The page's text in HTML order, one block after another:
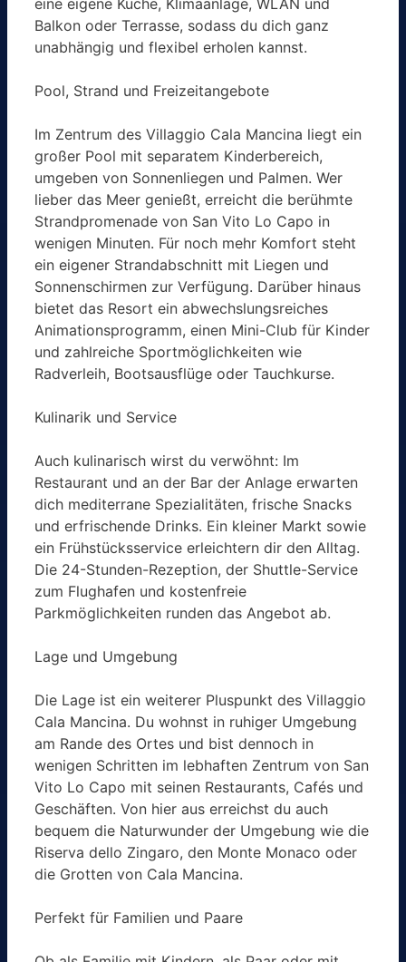
Balkon oder Terrasse, sodass du dich ganz
unabhängig und flexibel erholen kannst.
Pool, Strand und Freizeitangebote
Im Zentrum des Villaggio Cala Mancina liegt ein
großer Pool mit separatem Kinderbereich,
umgeben von Sonnenliegen und Palmen. Wer
lieber das Meer genießt, erreicht die berühmte
Strandpromenade von San Vito Lo Capo in
wenigen Minuten. Für noch mehr Komfort steht
ein eigener Strandabschnitt mit Liegen und
Sonnenschirmen zur Verfügung. Darüber hinaus
bietet das Resort ein abwechslungsreiches
Animationsprogramm, einen Mini-Club für Kinder
und zahlreiche Sportmöglichkeiten wie
Radverleih, Bootsausflüge oder Tauchkurse.
Kulinarik und Service
Auch kulinarisch wirst du verwöhnt: Im
Restaurant und an der Bar der Anlage erwarten
dich mediterrane Spezialitäten, frische Snacks
und erfrischende Drinks. Ein kleiner Markt sowie
ein Frühstücksservice erleichtern dir den Alltag.
Die 24-Stunden-Rezeption, der Shuttle-Service
zum Flughafen und kostenfreie
Parkmöglichkeiten runden das Angebot ab.
Lage und Umgebung
Die Lage ist ein weiterer Pluspunkt des Villaggio
Cala Mancina. Du wohnst in ruhiger Umgebung
am Rande des Ortes und bist dennoch in
wenigen Schritten im lebhaften Zentrum von San
Vito Lo Capo mit seinen Restaurants, Cafés und
Geschäften. Von hier aus erreichst du auch
bequem die Naturwunder der Umgebung wie die
Riserva dello Zingaro, den Monte Monaco oder
die Grotten von Cala Mancina.
Perfekt für Familien und Paare